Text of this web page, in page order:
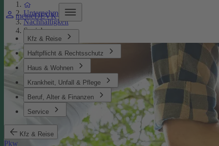
meineDEVK
Kfz & Reise
Haftpflicht & Rechtsschutz
Haus & Wohnen
Krankheit, Unfall & Pflege
Beruf, Alter & Finanzen
Service
Kfz & Reise
Pkw
Unternehmen
Nachhaltigkeit
Soziales